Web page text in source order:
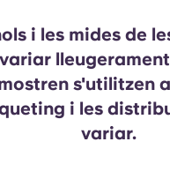
i les mides de
s'utilitzen
i les
variar.